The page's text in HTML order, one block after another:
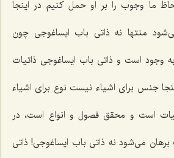
ما وجوب را بر او حمل کنیم در اینجا
منتها نه ذاتی باب ایساغوجی چون
وجود است و ذاتی باب ایساغوجی ذاتیات
جنس برای اشیاء نیست نوع برای اشیاء
است و محقق فصول و انواع است، در
برهان می‌شود نه ذاتی باب ایساغوجی! ذاتی